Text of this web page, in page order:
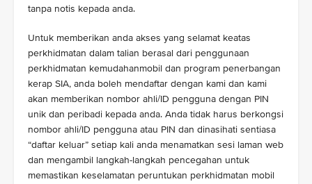
tanpa notis kepada anda.
Untuk memberikan anda akses yang selamat keatas
perkhidmatan dalam talian berasal dari penggunaan
perkhidmatan kemudahanmobil dan program penerbangan
kerap SIA, anda boleh mendaftar dengan kami dan kami
akan memberikan nombor ahli/ID pengguna dengan PIN
unik dan peribadi kepada anda. Anda tidak harus berkongsi
nombor ahli/ID pengguna atau PIN dan dinasihati sentiasa
“daftar keluar” setiap kali anda menamatkan sesi laman web
dan mengambil langkah-langkah pencegahan untuk
memastikan keselamatan peruntukan perkhidmatan mobil